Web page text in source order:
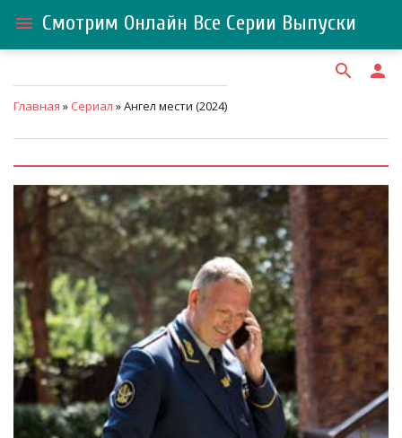
menu Смотрим Онлайн Все Серии Выпуски
search person
Главная » Сериал » Ангел мести (2024)